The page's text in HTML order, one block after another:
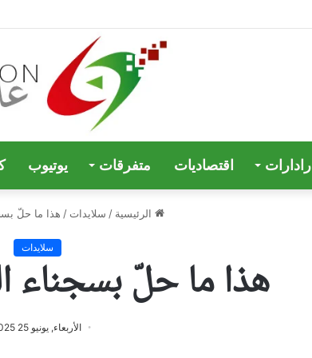
رادارات اقتصاديات متفرقات يوتيوب
الرئيسية / سلايدات / هذا ما حلّ
سلايدات
هذا ما حلّ بسجناء
الأربعاء, يونيو 25 2025